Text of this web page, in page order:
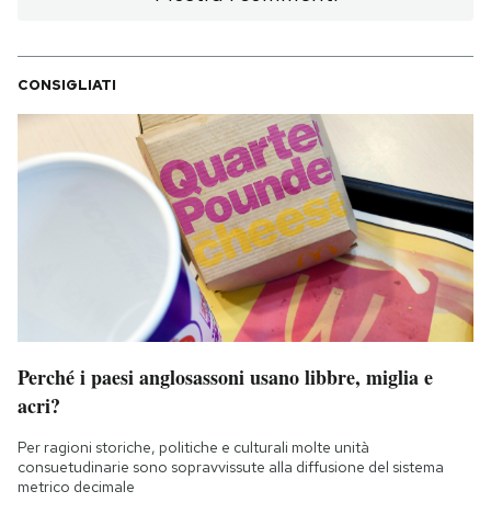
AREA PERSONALE
Area Personale
Newsletter
Notifiche mobile
Hai bisogno di aiuto?
CONSIGLIATI
Perché i paesi anglosassoni usano libbre, miglia e
acri?
Per ragioni storiche, politiche e culturali molte unità
consuetudinarie sono sopravvissute alla diffusione del sistema
metrico decimale